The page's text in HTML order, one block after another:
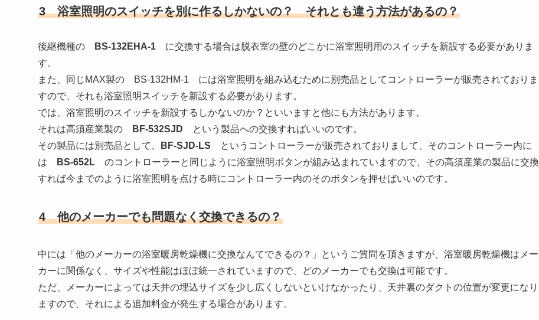
3 浴室照明のスイッチを別に作るしかないの？ それとも違う方法があるの？
後継機種の BS-132EHA-1 に交換する場合は脱衣室の壁のどこかに浴室照明用のスイッチを新設する必要がありま
す。
また、同じMAX製の BS-132HM-1 には浴室照明を組み込むために別売品としてコントローラーが販売されておりま
すので、それも浴室照明スイッチを新設する必要があります。
では、浴室照明のスイッチを新設するしかないのか？といいますと他にも方法があります。
それは高須産業製の
BF-532SJD という製品への交換すればいいのです。
その製品には別売品として、
BF-SJD-LS というコントローラーが販売されておりまして、そのコントローラー内に
は
BS-652L のコントローラーと同じように浴室照明ボタンが組み込まれていますので、その高須産業の製品に交換
すれば今までのように浴室照明を点ける時にコントローラー内のそのボタンを押せばいいのです。
4 他のメーカーでも問題なく交換できるの？
中には「他のメーカーの浴室暖房乾燥機に交換なんてできるの？」というご質問を頂きますが、浴室暖房乾燥機はメー
カーに関係なく、サイズや性能はほぼ統一されていますので、どのメーカーでも交換は可能です。
ただ、メーカーによっては天井の埋込サイズを少し広くしないといけなかったり、天井裏のダクトの位置が変更になり
ますので、それによる追加料金が発生する場合があります。